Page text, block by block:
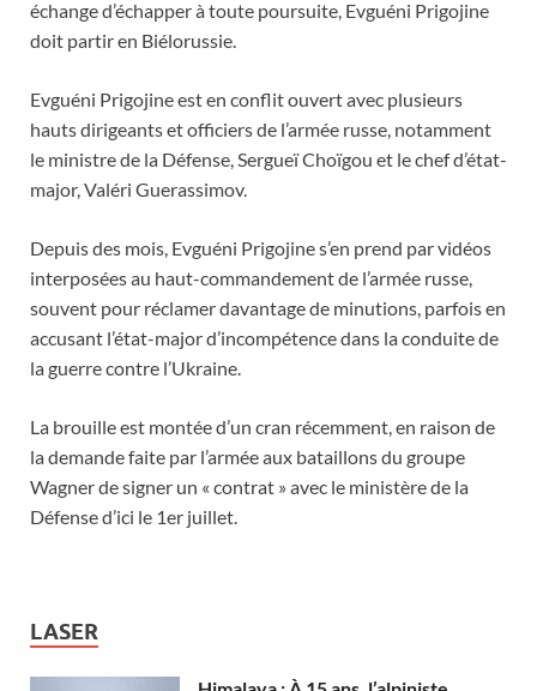
échange d’échapper à toute poursuite, Evguéni Prigojine
doit partir en Biélorussie.
Evguéni Prigojine est en conflit ouvert avec plusieurs
hauts dirigeants et officiers de l’armée russe, notamment
le ministre de la Défense, Sergueï Choïgou et le chef d’état-
major, Valéri Guerassimov.
Depuis des mois, Evguéni Prigojine s’en prend par vidéos
interposées au haut-commandement de l’armée russe,
souvent pour réclamer davantage de minutions, parfois en
accusant l’état-major d’incompétence dans la conduite de
la guerre contre l’Ukraine.
La brouille est montée d’un cran récemment, en raison de
la demande faite par l’armée aux bataillons du groupe
Wagner de signer un « contrat » avec le ministère de la
Défense d’ici le 1er juillet.
LASER